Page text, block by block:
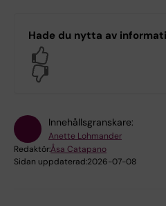
Hade du nytta av
Innehållsgranskare:
Anette Lohmander
Redaktör:Åsa Catapano
Sidan uppdaterad:2026-07-08